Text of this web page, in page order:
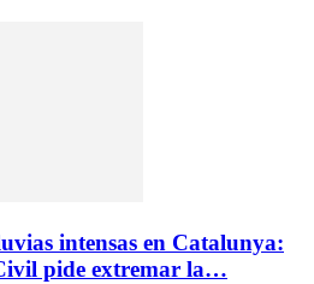
intensas en Catalunya:
pide extremar la…